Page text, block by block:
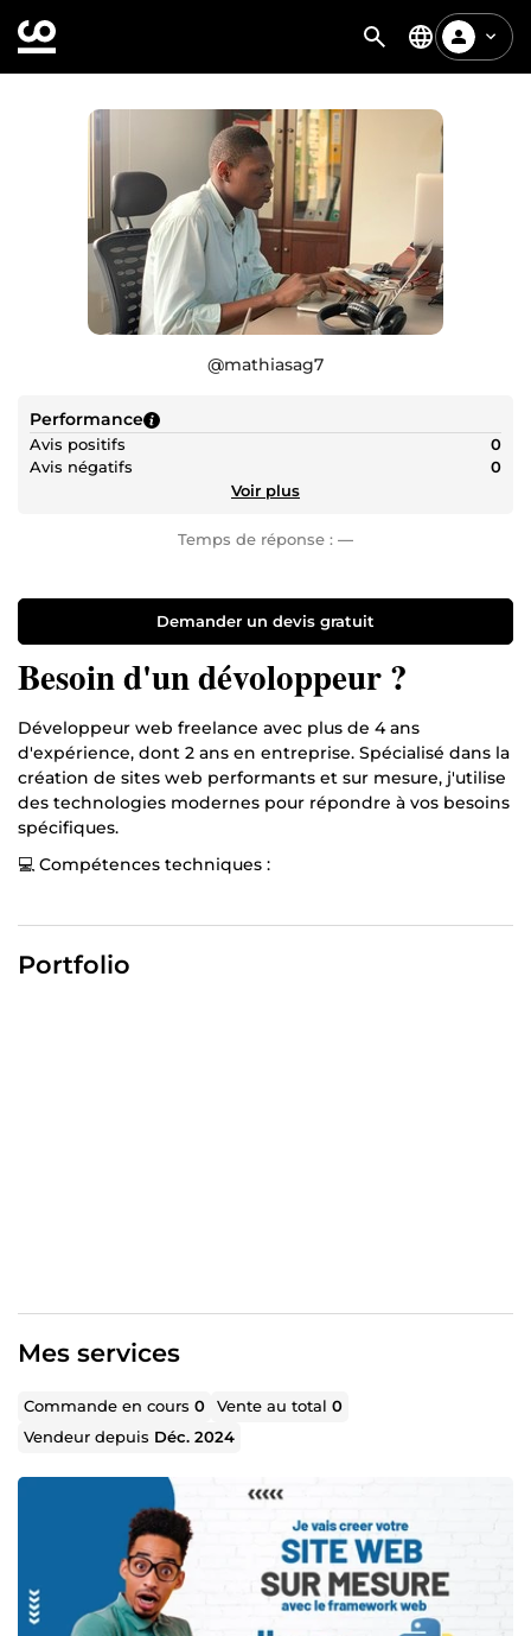
@mathiasag7
Performance
Avis positifs
0
Avis négatifs
0
Voir plus
Temps de réponse : —
Demander un devis gratuit
Besoin d'un dévoloppeur ?
Développeur web freelance avec plus de 4 ans
d'expérience, dont 2 ans en entreprise. Spécialisé dans la
création de sites web performants et sur mesure, j'utilise
des technologies modernes pour répondre à vos besoins
spécifiques.
💻 Compétences techniques :
Bootstrap : Interfaces utilisateur responsives et esthétiques.
Portfolio
Mes services
Commande en cours0 Vente au total0
Vendeur depuis Déc. 2024